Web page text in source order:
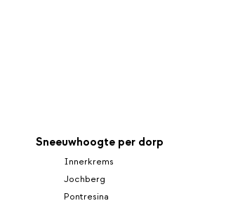
Sneeuwhoogte per dorp
Innerkrems
Jochberg
Pontresina